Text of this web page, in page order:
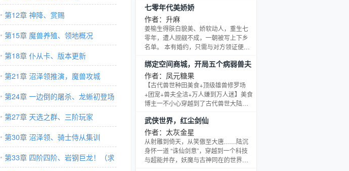
第12章 神降、赏赐
第15章 魔兽养殖、领地概况
第18章 仆从卡、版本更新
第21章 沼泽领推演，魔兽攻城
第24章 一边倒的屠杀、龙蜥初登场
第27章 天选之群、三阶玩家
第30章 沼泽领、骑士侍从集训
第33章 四阶四阶、岩钢巨龙！（求
家马上就要家破人亡，上辈子被你抢了
的荣华富贵我都会
施、刘邦、戚继光……一个个响彻历史
的古人相继汇聚到小小的道观中，周易
在改变历史的同时，自己的人生也变得
波澜壮阔起来！
七零年代美娇娇
作者：升麻
姜榆生得肤白貌美、娇软动人，重生七
零年，遭人觊觎不成，一朝被写上下乡
名单。 本有婚约，只需与对方领证便可
代，不愿受封建思想裹挟。 于是姜榆在
一家人担忧的目光中，响应号召、下乡
建设。下乡后的姜榆并不服输，写文
章、发报刊，一不小心成名人了，采春
笋、做笋干，带领村民办厂致富了。
了亲，死活不乐意，为了躲避这场盲婚
哑嫁，毅然瞒着家人填上下
绑定空间商城，开局五个病弱兽夫
作者：凤元糖果
【古代兽世种田美食+顶级雄兽修罗场
+团宠+兽夫全洁+万人嫌到万人迷】美食
博主一不小心穿越到了古代兽世大陆，
身因为假千金身份暴露，之前的婚约都
被取消，反而被塞了五个病弱残废的美
兽夫。 刚穿越过去，前身就已经卖了三
个兽夫了，一个卖到了南风楼，一个卖
到了药王谷，一个卖到了拍卖场。 还有
武侠世界，红尘剑仙
作者：太灰金星
从射雕到倚天，从笑傲至大唐……陆沉
身怀一道 “诛仙剑意”，穿越到一个科技
与超能并存，妖魔与古神同在的世界，